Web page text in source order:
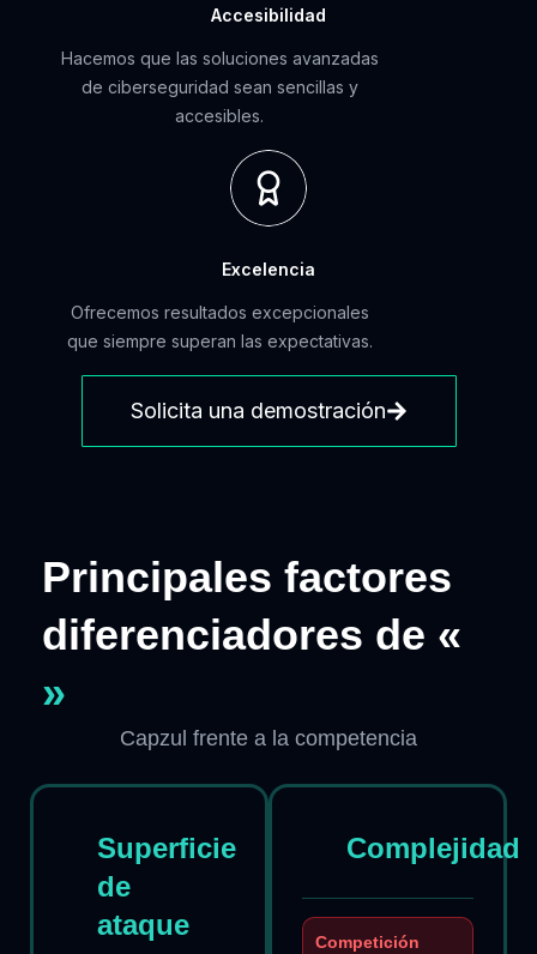
Accesibilidad
Hacemos que las soluciones avanzadas
de ciberseguridad sean sencillas y
accesibles.
Excelencia
Ofrecemos resultados excepcionales
que siempre superan las expectativas.
Solicita una demostración
Principales factores
diferenciadores de «
»
Capzul frente a la competencia
Superficie
de
ataque
Complejidad
Competición